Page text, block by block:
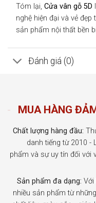
Tóm lại, Cửa vân gỗ 5D
nghệ hiện đại và vẻ
sản phẩm nội thất bền
Đánh giá (0)
MUA HÀNG
Chất lượng hàng đầu:
danh tiếng từ 2010 -
phẩm và sự uy tín đối với
Sản phẩm đa dạng:
nhiều sản phẩm từ